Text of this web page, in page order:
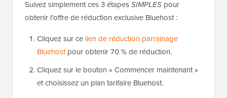
Suivez simplement ces 3 étapesSIMPLES pour
obtenir l'offre de réduction exclusive Bluehost :
Cliquez sur ce lien de réduction parrainage
Bluehostpour obtenir 70 % de réduction.
Cliquez sur le bouton « Commencer maintenant »
et choisissez un plan tarifaire Bluehost.